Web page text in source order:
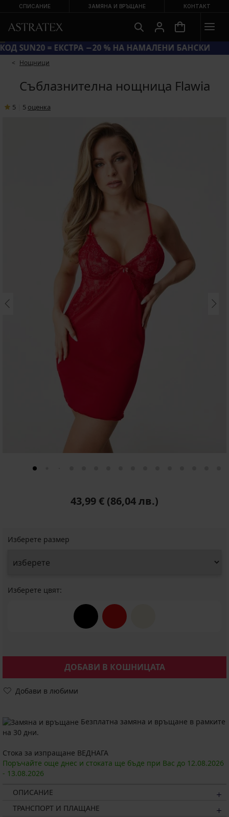
СПИСАНИЕ ЗАМЯНА И ВРЪЩАНЕ КОНТАКТ
КОД SUN20 = ЕКСТРА −20 % НА НАМАЛЕНИ БАНСКИ
Hощници
Съблазнителна нощница Flawia
5 5 oценка
43,99 € (86,04 лв.)
Изберете размер
Изберете цвят:
ДОБАВИ В КОШНИЦАТА
Добави в любими
Безплатна замяна и връщане в рамките
на 30 дни.
Стока за изпращане ВЕДНАГА
Поръчайте още днес и стоката ще бъде при Вас до 12.08.2026
- 13.08.2026
ОПИСАНИЕ
ТРАНСПОРТ И ПЛАЩАНЕ